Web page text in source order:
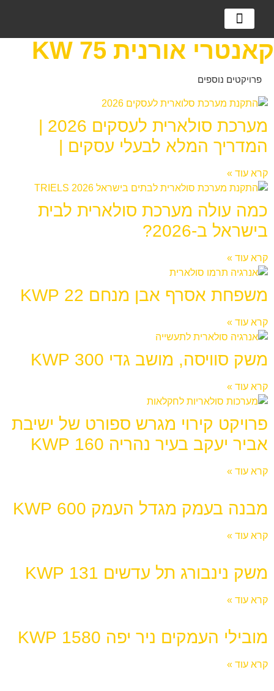
קאנטרי אורנית 75 KW
פרויקטים נוספים
מערכת סולארית לעסקים 2026 |
המדריך המלא לבעלי עסקים |
קרא עוד »
כמה עולה מערכת סולארית לבית
בישראל ב-2026?
קרא עוד »
משפחת אסרף אבן מנחם 22 KWP
קרא עוד »
משק סוויסה, מושב גדי 300 KWP
קרא עוד »
פרויקט קירוי מגרש ספורט של ישיבת
אביר יעקב בעיר נהריה 160 KWP
קרא עוד »
מבנה בעמק מגדל העמק 600 KWP
קרא עוד »
משק נינבורג תל עדשים 131 KWP
קרא עוד »
מובילי העמקים ניר יפה 1580 KWP
קרא עוד »